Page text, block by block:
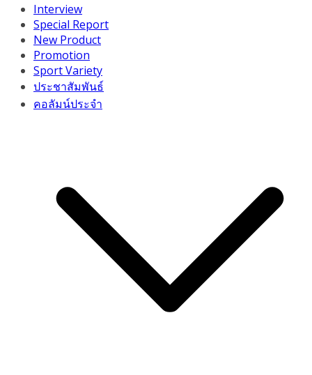
Interview
Special Report
New Product
Promotion
Sport Variety
ประชาสัมพันธ์
คอลัมน์ประจำ